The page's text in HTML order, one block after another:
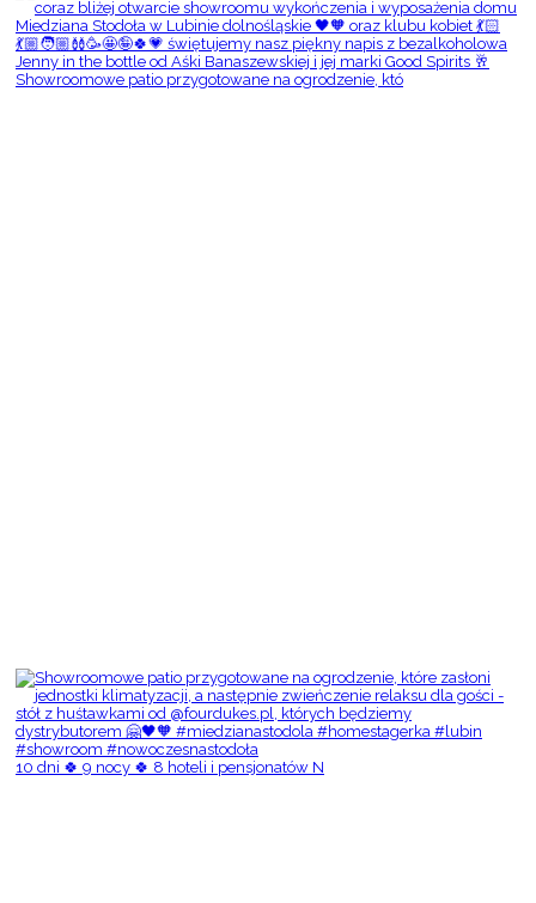
Showroomowe patio przygotowane na ogrodzenie, któ
10 dni 🍀 9 nocy 🍀 8 hoteli i pensjonatów N